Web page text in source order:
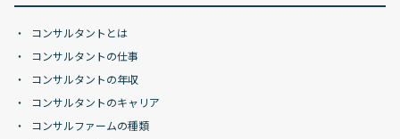
コンサルタントとは
コンサルタントの仕事
コンサルタントの年収
コンサルタントのキャリア
コンサルファームの種類